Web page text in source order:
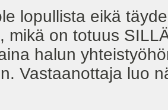
lopullista eikä
mikä on totuus
halun
Vastaanottaja luo